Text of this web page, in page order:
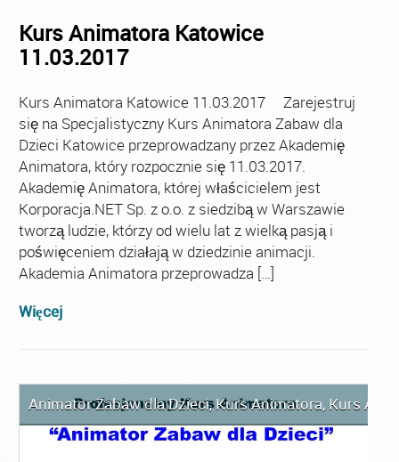
Kurs Animatora Katowice
11.03.2017
Kurs Animatora Katowice 11.03.2017 Zarejestruj
się na Specjalistyczny Kurs Animatora Zabaw dla
Dzieci Katowice przeprowadzany przez Akademię
Animatora, który rozpocznie się 11.03.2017.
Akademię Animatora, której właścicielem jest
Korporacja.NET Sp. z o.o. z siedzibą w Warszawie
tworzą ludzie, którzy od wielu lat z wielką pasją i
poświęceniem działają w dziedzinie animacji.
Akademia Animatora przeprowadza […]
Więcej
Animator Zabaw dla Dzieci,Kurs Animatora, Kurs